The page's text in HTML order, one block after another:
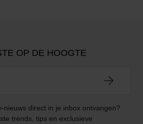
OP DE HOOGTE
nieuws direct in je inbox ontvangen?
trends, tips en exclusieve